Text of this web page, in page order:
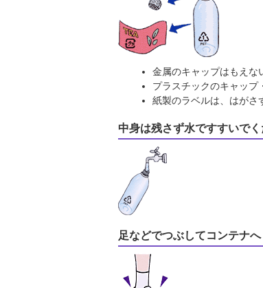
金属のキャップはもえな
プラスチックのキャップ
紙製のラベルは、はがさ
中身は残さず水ですすいでく
足などでつぶしてコンテナへ